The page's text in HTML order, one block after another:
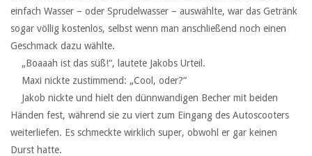
einfach Wasser – oder Sprudelwasser – auswählte, war das Getränk
sogar völlig kostenlos, selbst wenn man anschließend noch einen
Geschmack dazu wählte.
‏ ‏ ‏„Boaaah ist das süß!“, lautete Jakobs Urteil.
‏ ‏ ‏Maxi nickte zustimmend: „Cool, oder?“
Händen fest, während sie zu viert zum Eingang des Autoscooters
weiterliefen. Es schmeckte wirklich super, obwohl er gar keinen
Durst hatte.